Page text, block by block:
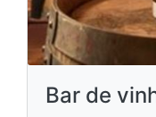
Bar de